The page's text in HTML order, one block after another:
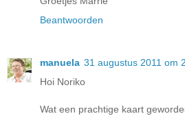
Beantwoorden
manuela 31 augustus 2011 om
Hoi Noriko
Wat een prachtige kaart